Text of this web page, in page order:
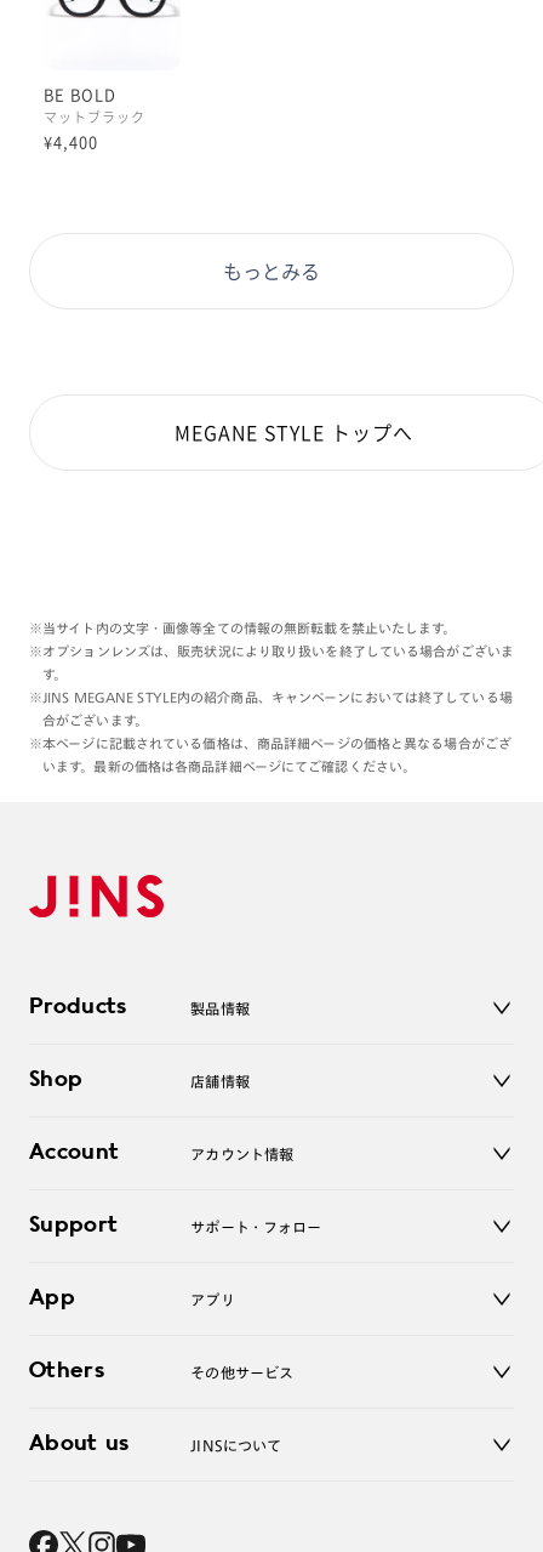
が合いそうです◎
ぜひお試しくださいませ！
BE BOLD
マットブラック
¥4,400
もっとみる
MEGANE STYLE トップへ
※当サイト内の文字・画像等全ての情報の無断転載を禁止いたします。
※オプションレンズは、販売状況により取り扱いを終了している場合がございま
す。
※JINS MEGANE STYLE内の紹介商品、キャンペーンにおいては終了している場
合がございます。
※本ページに記載されている価格は、商品詳細ページの価格と異なる場合がござ
います。最新の価格は各商品詳細ページにてご確認ください。
Products 製品情報
サングラス
コンタクトレンズ
アクセサリー
Shop 店舗情報
オンラインショップ
Account アカウント情報
ログアウト
Support サポート・フォロー
よくあるご質問
お問い合わせ
App アプリ
Others その他サービス
レンズ交換
About us JINSについて